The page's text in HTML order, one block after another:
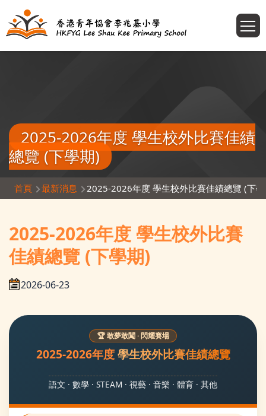
2025-2026年度 學生校外比賽佳績
總覽 (下學期)
導
連
結
首頁 最新消息 2025-2026年度 學生校外比賽佳績總覽 (下
2025-2026年度 學生校外比賽
佳績總覽 (下學期)
2026-06-23
🏆 敢夢敢闖 · 閃耀賽場
2025-2026年度學生校外比賽佳績總覽
語文 · 數學 · STEAM · 視藝 · 音樂 · 體育 · 其他